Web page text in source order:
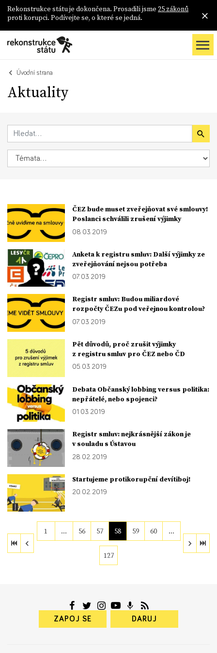
Rekonstrukce státu je dokončena. Prosadili jsme 25 zákonů
proti korupci. Podívejte se, o které se jedná.
Úvodní strana
Aktuality
ČEZ bude muset zveřejňovat své smlouvy!
Poslanci schválili zrušení výjimky
08. 03. 2019
Anketa k registru smluv: Další výjimky ze
zveřejňování nejsou potřeba
07. 03. 2019
Registr smluv: Budou miliardové
rozpočty ČEZu pod veřejnou kontrolou?
07. 03. 2019
Pět důvodů, proč zrušit výjimky
z registru smluv pro ČEZ nebo ČD
05. 03. 2019
Debata Občanský lobbing versus politika:
nepřátelé, nebo spojenci?
01. 03. 2019
Registr smluv: nejkrásnější zákon je
v souladu s Ústavou
28. 02. 2019
Startujeme protikorupční devítiboj!
20. 02. 2019
1 … 56 57 58 59 60 …
127
ZAPOJ SE DARUJ